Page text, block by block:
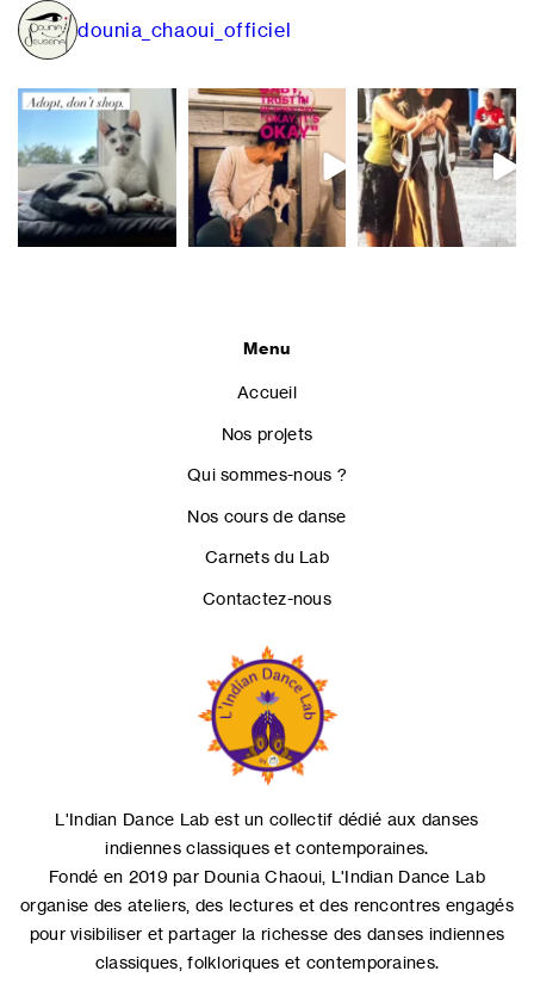
l’article
dounia_chaoui_officiel
Menu
Accueil
Nos projets
Qui sommes-nous ?
Nos cours de danse
Carnets du Lab
Contactez-nous
L'Indian Dance Lab est un collectif dédié aux danses
indiennes classiques et contemporaines.
Fondé en 2019 par Dounia Chaoui, L'Indian Dance Lab
organise des ateliers, des lectures et des rencontres engagés
pour visibiliser et partager la richesse des danses indiennes
classiques, folkloriques et contemporaines.